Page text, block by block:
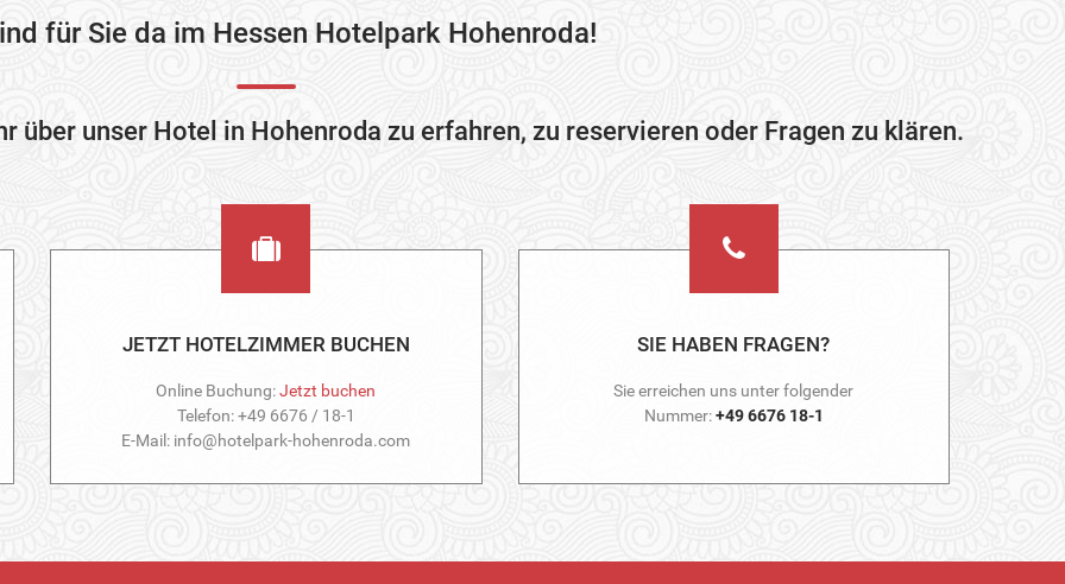
für Sie da im Hessen Hotelpark Hohenroda!
über unser Hotel in Hohenroda zu erfahren, zu reservieren oder Fragen zu klären.
JETZT HOTELZIMMER BUCHEN
Online Buchung:Jetzt buchen
Telefon: +49 6676 / 18-1
E-Mail: info@hotelpark-hohenroda.com
SIE HABEN FRAGEN?
Sie erreichen uns unter folgender
Nummer:+49 6676 18-1